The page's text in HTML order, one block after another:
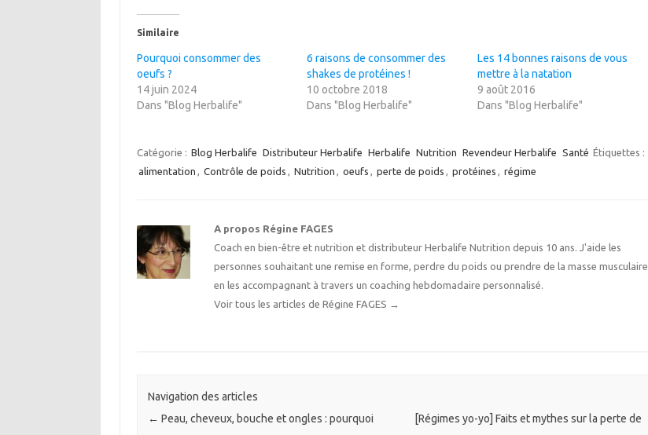
Similaire
Pourquoi consommer des
oeufs ?
14 juin 2024
Dans "Blog Herbalife"
6 raisons de consommer des
shakes de protéines !
10 octobre 2018
Dans "Blog Herbalife"
Les 14 bonnes raisons de vous
mettre à la natation
9 août 2016
Dans "Blog Herbalife"
Catégorie : Blog Herbalife Distributeur Herbalife Herbalife Nutrition Revendeur Herbalife Santé Étiquettes :
alimentation , Contrôle de poids , Nutrition , oeufs , perte de poids , protéines , régime
A propos Régine FAGES
Coach en bien-être et nutrition et distributeur Herbalife Nutrition depuis 10 ans. J'aide les
personnes souhaitant une remise en forme, perdre du poids ou prendre de la masse musculaire
en les accompagnant à travers un coaching hebdomadaire personnalisé.
Voir tous les articles de Régine FAGES →
Navigation des articles
← Peau, cheveux, bouche et ongles : pourquoi
[Régimes yo-yo] Faits et mythes sur la perte de